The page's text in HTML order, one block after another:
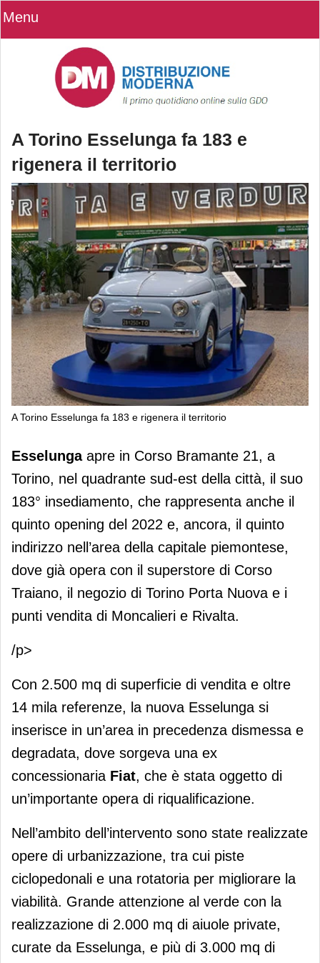
Menu
A Torino Esselunga fa 183 e
rigenera il territorio
A Torino Esselunga fa 183 e rigenera il territorio
A Torino Esselunga fa 183 e rigenera
il territorio
Esselungaapre in Corso Bramante 21, a
Torino, nel quadrante sud-est della città, il suo
183° insediamento, che rappresenta anche il
quinto opening del 2022 e, ancora, il quinto
indirizzo nell’area della capitale piemontese,
dove già opera con il superstore di Corso
Traiano, il negozio di Torino Porta Nuova e i
punti vendita di Moncalieri e Rivalta.
/p>
Con 2.500 mq di superficie di vendita e oltre
14 mila referenze, la nuova Esselunga si
inserisce in un’area in precedenza dismessa e
degradata, dove sorgeva una ex
concessionaria Fiat, che è stata oggetto di
un’importante opera di riqualificazione.
Nell’ambito dell’intervento sono state realizzate
opere di urbanizzazione, tra cui piste
ciclopedonali e una rotatoria per migliorare la
viabilità. Grande attenzione al verde con la
realizzazione di 2.000 mq di aiuole private,
curate da Esselunga, e più di 3.000 mq di